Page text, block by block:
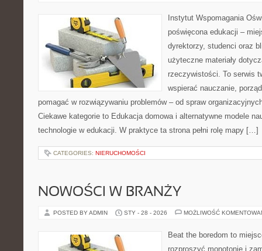
Instytut Wspomagania
poświęcona edukacji –
dyrektorzy, studenci oraz
użyteczne materiały
rzeczywistości. To serwis
wspierać nauczanie,
pomagać w rozwiązywaniu problemów – od spraw
Ciekawe kategorie to Edukacja domowa i alternatywne modele
technologie w edukacji. W praktyce ta strona pełni rolę mapy […]
CATEGORIES: NIERUCHOMOŚCI
NOWOŚCI W BRANŻY
POSTED BY ADMIN STY - 28 - 2026 MOŻLIWOŚĆ
Beat the boredom to
rozproszyć monotonię i